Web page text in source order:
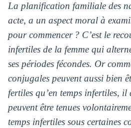
La planification familiale des
acte, a un aspect moral à
pour commencer ? C’est le
infertiles de la femme qui
ses périodes fécondes. Or
conjugales peuvent aussi bien
fertiles qu’en temps infertiles, il
peuvent être tenues
temps infertiles sous certaines